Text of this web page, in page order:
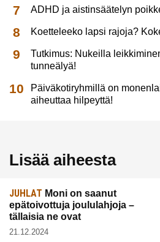
ADHD ja aistinsäätelyn
Koetteleeko lapsi rajoja?
Tutkimus: Nukeilla
tunneälyä!
Päiväkotiryhmillä on
aiheuttaa hilpeyttä!
Lisää aiheesta
JUHLAT Moni on saanut
epätoivottuja joululahjoja –
tällaisia ne ovat
21.12.2024